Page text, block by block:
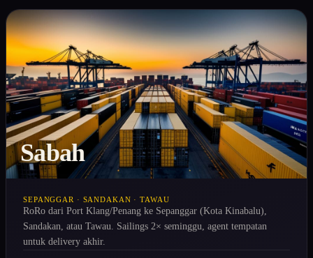
Sabah
SEPANGGAR · SANDAKAN · TAWAU
RoRo dari Port Klang/Penang ke Sepanggar (Kota Kinabalu),
Sandakan, atau Tawau. Sailings 2× seminggu, agent tempatan
untuk delivery akhir.